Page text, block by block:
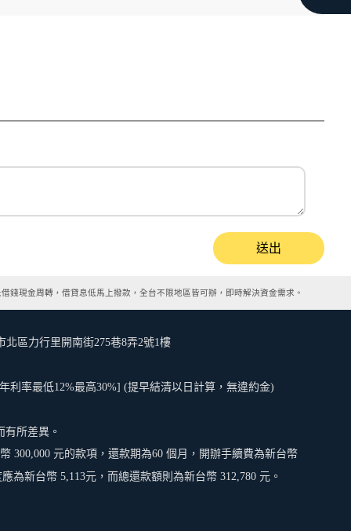
送出
現金周轉，借貸息低馬上撥款，全台不限地區皆可辦，即時解決資金需求。
北區力行里開南街275巷8弄2號1樓
利率最低12%最高30%] (提早結清以日計算，無違約金)
所差異。
300,000 元的款項，還款期為60 個月，開辦手續費為新台幣
為新台幣 5,113元，而總還款額則為新台幣 312,780 元。